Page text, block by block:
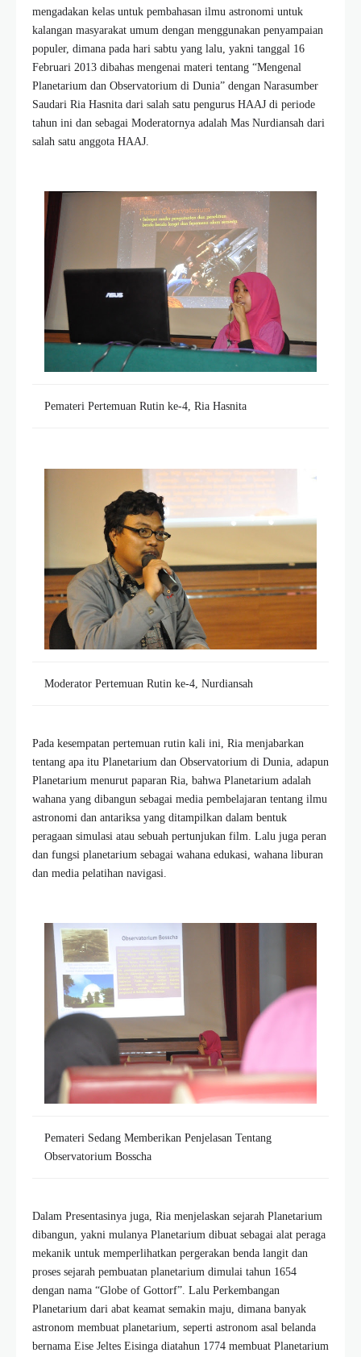
mengadakan kelas untuk pembahasan ilmu astronomi untuk
kalangan masyarakat umum dengan menggunakan penyampaian
populer, dimana pada hari sabtu yang lalu, yakni tanggal 16
Februari 2013 dibahas mengenai materi tentang “Mengenal
Planetarium dan Observatorium di Dunia” dengan Narasumber
Saudari Ria Hasnita dari salah satu pengurus HAAJ di periode
tahun ini dan sebagai Moderatornya adalah Mas Nurdiansah dari
salah satu anggota HAAJ.
Pemateri Pertemuan Rutin ke-4, Ria Hasnita
Moderator Pertemuan Rutin ke-4, Nurdiansah
Pada kesempatan pertemuan rutin kali ini, Ria menjabarkan
tentang apa itu Planetarium dan Observatorium di Dunia, adapun
Planetarium menurut paparan Ria, bahwa Planetarium adalah
wahana yang dibangun sebagai media pembelajaran tentang ilmu
astronomi dan antariksa yang ditampilkan dalam bentuk
peragaan simulasi atau sebuah pertunjukan film. Lalu juga peran
dan fungsi planetarium sebagai wahana edukasi, wahana liburan
dan media pelatihan navigasi.
Pemateri Sedang Memberikan Penjelasan Tentang
Observatorium Bosscha
Dalam Presentasinya juga, Ria menjelaskan sejarah Planetarium
dibangun, yakni mulanya Planetarium dibuat sebagai alat peraga
mekanik untuk memperlihatkan pergerakan benda langit dan
proses sejarah pembuatan planetarium dimulai tahun 1654
dengan nama “Globe of Gottorf”. Lalu Perkembangan
Planetarium dari abat keamat semakin maju, dimana banyak
astronom membuat planetarium, seperti astronom asal belanda
bernama Eise Jeltes Eisinga diatahun 1774 membuat Planetarium